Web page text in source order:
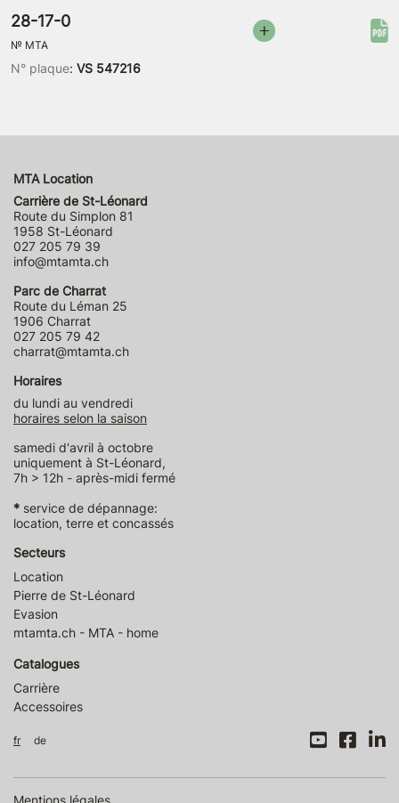
N° plaque: VS 547216
28-17-0
№ MTA
MTA Location
Carrière de St-Léonard
Route du Simplon 81
1958 St-Léonard
027 205 79 39
info@mtamta.ch
Parc de Charrat
Route du Léman 25
1906 Charrat
027 205 79 42
charrat@mtamta.ch
Horaires
du lundi au vendredi
horaires selon la saison
samedi d'avril à octobre
uniquement à St-Léonard,
7h > 12h - après-midi fermé
* service de dépannage:
location, terre et concassés
Secteurs
Location
Pierre de St-Léonard
Evasion
mtamta.ch - MTA - home
Catalogues
Carrière
Accessoires
fr de
Mentions légales